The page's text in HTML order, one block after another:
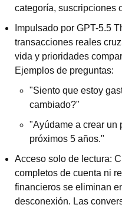
categoría, suscripciones
Impulsado por GPT-5.5
transacciones reales
vida y prioridades
Ejemplos de preguntas:
"Siento que estoy
cambiado?"
"Ayúdame a crear un
próximos 5 años."
Acceso solo de lectura:
completos de cuenta ni
financieros se eliminan
desconexión. Las